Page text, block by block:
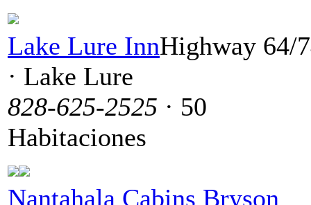
Lake Lure InnHighway 64/
· Lake Lure
828-625-2525 · 50
Habitaciones
Nantahala Cabins Bryson